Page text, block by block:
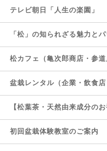
テレビ朝日「人生の楽園」
「松」の知られざる魅力と
松カフェ（亀次郎商店・参
盆栽レンタル（企業・飲食
【松葉茶・天然由来成分の
初回盆栽体験教室のご案内